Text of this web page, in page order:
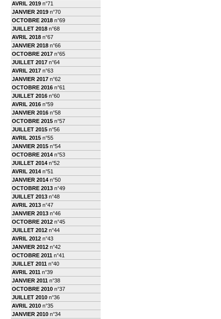
AVRIL 2019 n°71
JANVIER 2019 n°70
OCTOBRE 2018 n°69
JUILLET 2018 n°68
AVRIL 2018 n°67
JANVIER 2018 n°66
OCTOBRE 2017 n°65
JUILLET 2017 n°64
AVRIL 2017 n°63
JANVIER 2017 n°62
OCTOBRE 2016 n°61
JUILLET 2016 n°60
AVRIL 2016 n°59
JANVIER 2016 n°58
OCTOBRE 2015 n°57
JUILLET 2015 n°56
AVRIL 2015 n°55
JANVIER 2015 n°54
OCTOBRE 2014 n°53
JUILLET 2014 n°52
AVRIL 2014 n°51
JANVIER 2014 n°50
OCTOBRE 2013 n°49
JUILLET 2013 n°48
AVRIL 2013 n°47
JANVIER 2013 n°46
OCTOBRE 2012 n°45
JUILLET 2012 n°44
AVRIL 2012 n°43
JANVIER 2012 n°42
OCTOBRE 2011 n°41
JUILLET 2011 n°40
AVRIL 2011 n°39
JANVIER 2011 n°38
OCTOBRE 2010 n°37
JUILLET 2010 n°36
AVRIL 2010 n°35
JANVIER 2010 n°34